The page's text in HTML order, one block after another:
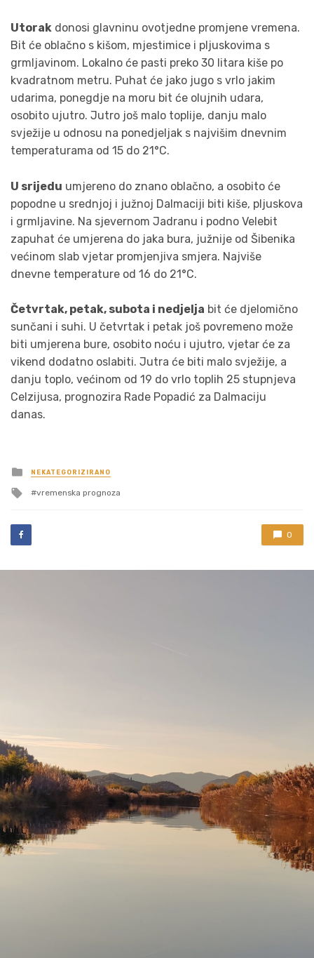
Utorak donosi glavninu ovotjedne promjene vremena.
Bit će oblačno s kišom, mjestimice i pljuskovima s
grmljavinom. Lokalno će pasti preko 30 litara kiše po
kvadratnom metru. Puhat će jako jugo s vrlo jakim
udarima, ponegdje na moru bit će olujnih udara,
osobito ujutro. Jutro još malo toplije, danju malo
svježije u odnosu na ponedjeljak s najvišim dnevnim
temperaturama od 15 do 21°C.
U srijedu umjereno do znano oblačno, a osobito će
popodne u srednjoj i južnoj Dalmaciji biti kiše, pljuskova
i grmljavine. Na sjevernom Jadranu i podno Velebit
zapuhat će umjerena do jaka bura, južnije od Šibenika
većinom slab vjetar promjenjiva smjera. Najviše
dnevne temperature od 16 do 21°C.
Četvrtak, petak, subota i nedjelja bit će djelomično
sunčani i suhi. U četvrtak i petak još povremeno može
biti umjerena bure, osobito noću i ujutro, vjetar će za
vikend dodatno oslabiti. Jutra će biti malo svježije, a
danju toplo, većinom od 19 do vrlo toplih 25 stupnjeva
Celzijusa, prognozira Rade Popadić za Dalmaciju
danas.
Posted
in
NEKATEGORIZIRANO
Tagged
vremenska prognoza
0